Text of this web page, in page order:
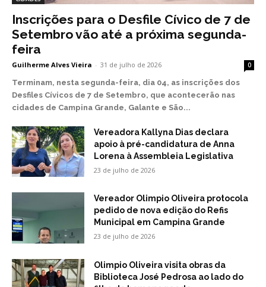
Inscrições para o Desfile Cívico de 7 de
Setembro vão até a próxima segunda-
feira
Guilherme Alves Vieira - 31 de julho de 2026 0
Terminam, nesta segunda-feira, dia 04, as inscrições dos
Desfiles Cívicos de 7 de Setembro, que acontecerão nas
cidades de Campina Grande, Galante e São...
Vereadora Kallyna Dias declara
apoio à pré-candidatura de Anna
Lorena à Assembleia Legislativa
23 de julho de 2026
Vereador Olimpio Oliveira protocola
pedido de nova edição do Refis
Municipal em Campina Grande
23 de julho de 2026
Olimpio Oliveira visita obras da
Biblioteca José Pedrosa ao lado do